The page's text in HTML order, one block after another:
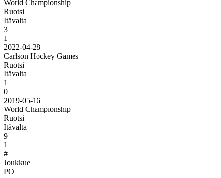
World Championship
Ruotsi
Itävalta
3
1
2022-04-28
Carlson Hockey Games
Ruotsi
Itävalta
1
0
2019-05-16
World Championship
Ruotsi
Itävalta
9
1
#
Joukkue
PO